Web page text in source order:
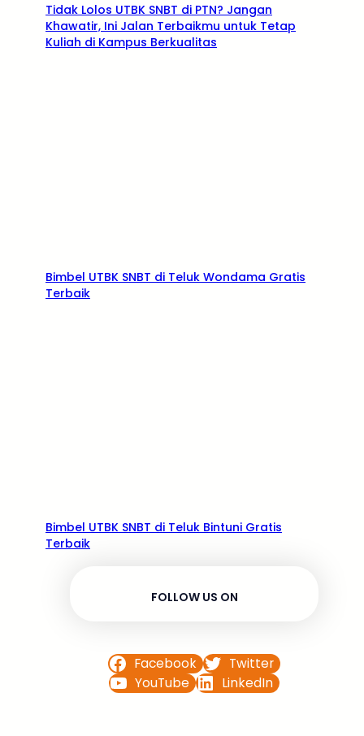
Tidak Lolos UTBK SNBT di PTN? Jangan
Khawatir, Ini Jalan Terbaikmu untuk Tetap
Kuliah di Kampus Berkualitas
Bimbel UTBK SNBT di Teluk Wondama Gratis
Terbaik
Bimbel UTBK SNBT di Teluk Bintuni Gratis
Terbaik
FOLLOW US ON
Facebook
Twitter
YouTube
LinkedIn